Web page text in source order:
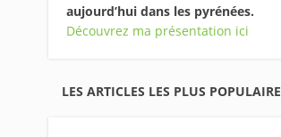
aujourd’hui dans les pyrénées.
Découvrez ma présentation ici
LES ARTICLES LES PLUS POPULAIRE